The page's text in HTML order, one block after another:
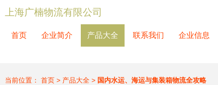
上海广楠物流有限公司
首页 企业简介 产品大全 联系我们 企业信息
当前位置： 首页 > 产品大全 > 国内水运、海运与集装箱物流全攻略